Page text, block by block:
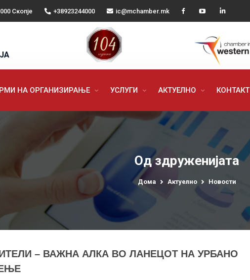
Скопје +38923244000 ic@mchamber.mk
НА ОРГАНИЗИРАЊЕ УСЛУГИ АКТУЕЛНО КОНТАКТ
Од здруженијата
Дома Актуелно Новости
– ВАЖНА АЛКА ВО ЛАНЕЦОТ НА УРБАНО